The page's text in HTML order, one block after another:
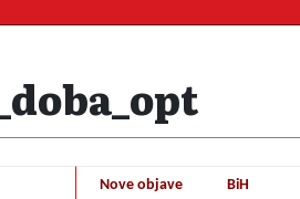
Nove objave BiH